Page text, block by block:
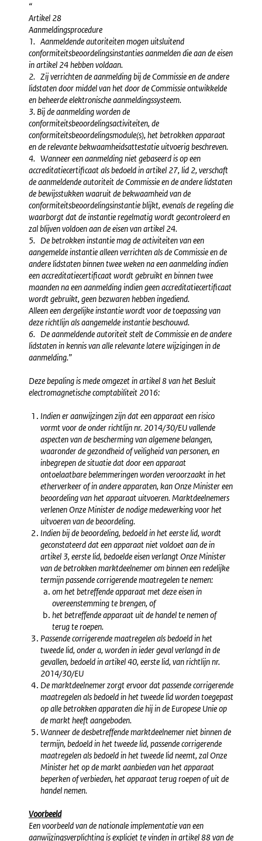
“
Artikel 28
Aanmeldingsprocedure
1. Aanmeldende autoriteiten mogen uitsluitend
conformiteitsbeoordelingsinstanties aanmelden die aan de eisen
in artikel 24 hebben voldaan.
2. Zij verrichten de aanmelding bij de Commissie en de andere
lidstaten door middel van het door de Commissie ontwikkelde
en beheerde elektronische aanmeldingssysteem.
3. Bij de aanmelding worden de
conformiteitsbeoordelingsactiviteiten, de
conformiteitsbeoordelingsmodule(s), het betrokken apparaat
en de relevante bekwaamheidsattestatie uitvoerig beschreven.
4. Wanneer een aanmelding niet gebaseerd is op een
accreditatiecertificaat als bedoeld in artikel 27, lid 2, verschaft
de aanmeldende autoriteit de Commissie en de andere lidstaten
de bewijsstukken waaruit de bekwaamheid van de
conformiteitsbeoordelingsinstantie blijkt, evenals de regeling die
waarborgt dat de instantie regelmatig wordt gecontroleerd en
zal blijven voldoen aan de eisen van artikel 24.
5. De betrokken instantie mag de activiteiten van een
aangemelde instantie alleen verrichten als de Commissie en de
andere lidstaten binnen twee weken na een aanmelding indien
een accreditatiecertificaat wordt gebruikt en binnen twee
maanden na een aanmelding indien geen accreditatiecertificaat
wordt gebruikt, geen bezwaren hebben ingediend.
Alleen een dergelijke instantie wordt voor de toepassing van
deze richtlijn als aangemelde instantie beschouwd.
6. De aanmeldende autoriteit stelt de Commissie en de andere
lidstaten in kennis van alle relevante latere wijzigingen in de
aanmelding.”
Deze bepaling is mede omgezet in artikel 8 van het Besluit
electromagnetische comptabiliteit 2016:
Indien er aanwijzingen zijn dat een apparaat een risico
vormt voor de onder richtlijn nr. 2014/30/EU vallende
aspecten van de bescherming van algemene belangen,
waaronder de gezondheid of veiligheid van personen, en
inbegrepen de situatie dat door een apparaat
ontoelaatbare belemmeringen worden veroorzaakt in het
etherverkeer of in andere apparaten, kan Onze Minister een
beoordeling van het apparaat uitvoeren. Marktdeelnemers
verlenen Onze Minister de nodige medewerking voor het
uitvoeren van de beoordeling.
Indien bij de beoordeling, bedoeld in het eerste lid, wordt
geconstateerd dat een apparaat niet voldoet aan de in
artikel 3, eerste lid, bedoelde eisen verlangt Onze Minister
van de betrokken marktdeelnemer om binnen een redelijke
termijn passende corrigerende maatregelen te nemen:
om het betreffende apparaat met deze eisen in
overeenstemming te brengen, of
het betreffende apparaat uit de handel te nemen of
terug te roepen.
Passende corrigerende maatregelen als bedoeld in het
tweede lid, onder a, worden in ieder geval verlangd in de
gevallen, bedoeld in artikel 40, eerste lid, van richtlijn nr.
2014/30/EU
De marktdeelnemer zorgt ervoor dat passende corrigerende
maatregelen als bedoeld in het tweede lid worden toegepast
op alle betrokken apparaten die hij in de Europese Unie op
de markt heeft aangeboden.
Wanneer de desbetreffende marktdeelnemer niet binnen de
termijn, bedoeld in het tweede lid, passende corrigerende
maatregelen als bedoeld in het tweede lid neemt, zal Onze
Minister het op de markt aanbieden van het apparaat
beperken of verbieden, het apparaat terug roepen of uit de
handel nemen.
Voorbeeld
Een voorbeeld van de nationale implementatie van een
aanwijzingsverplichting is expliciet te vinden in artikel 88 van de